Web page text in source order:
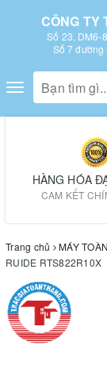
CÔNG TY
Số 23, DM6-
Số 7 đường
Toggle
navigation
HÀNG HÓA
CAM KẾT
Trang chủ MÁY
RUIDE RTS822R10X